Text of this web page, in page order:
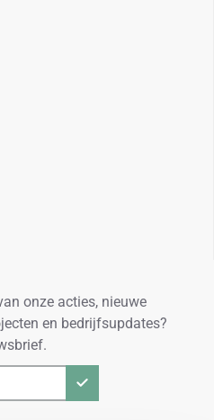
onze acties, nieuwe
en bedrijfsupdates?